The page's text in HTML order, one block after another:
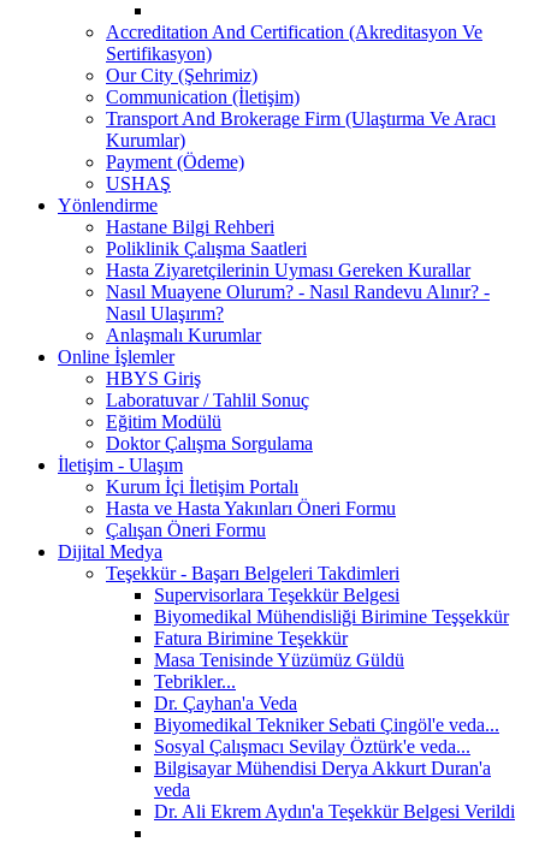
Accreditation And Certification (Akreditasyon Ve
Sertifikasyon)
Our City (Şehrimiz)
Communication (İletişim)
Transport And Brokerage Firm (Ulaştırma Ve Aracı
Kurumlar)
Payment (Ödeme)
USHAŞ
Yönlendirme
Hastane Bilgi Rehberi
Poliklinik Çalışma Saatleri
Hasta Ziyaretçilerinin Uyması Gereken Kurallar
Nasıl Muayene Olurum? - Nasıl Randevu Alınır? -
Nasıl Ulaşırım?
Anlaşmalı Kurumlar
Online İşlemler
HBYS Giriş
Laboratuvar / Tahlil Sonuç
Eğitim Modülü
Doktor Çalışma Sorgulama
İletişim - Ulaşım
Kurum İçi İletişim Portalı
Hasta ve Hasta Yakınları Öneri Formu
Çalışan Öneri Formu
Dijital Medya
Teşekkür - Başarı Belgeleri Takdimleri
Supervisorlara Teşekkür Belgesi
Biyomedikal Mühendisliği Birimine Teşşekkür
Fatura Birimine Teşekkür
Masa Tenisinde Yüzümüz Güldü
Tebrikler...
Dr. Çayhan'a Veda
Biyomedikal Tekniker Sebati Çingöl'e veda...
Sosyal Çalışmacı Sevilay Öztürk'e veda...
Bilgisayar Mühendisi Derya Akkurt Duran'a
veda
Dr. Ali Ekrem Aydın'a Teşekkür Belgesi Verildi